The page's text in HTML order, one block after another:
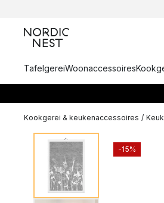
TafelgereiWoonaccessoires
Kookgerei & keukenaccessoires /
-15%